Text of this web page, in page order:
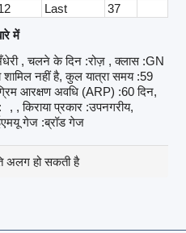
Last
37
में
, चलने के दिन :रोज़ , क्लास :GN
शामिल नहीं है, कुल यात्रा समय :59
आरक्षण अवधि (ARP) :60 दिन,
, , किराया प्रकार :उपनगरीय,
गेज :ब्रॉड गेज
अलग हो सकती है